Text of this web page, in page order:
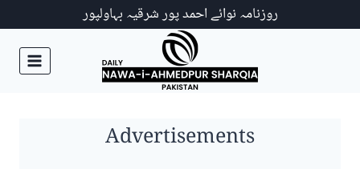
روزنامہ نوائے احمد پور شرقیہ بہاولپور
Advertisements